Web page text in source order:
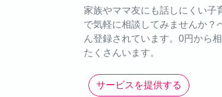
家族やママ友にも話しにくい子
で気軽に相談してみませんか？
ん登録されています。0円から
たくさんいます。
サービスを提供する